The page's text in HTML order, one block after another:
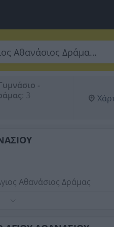
-
: 3
Αθανάσιος Δράμας